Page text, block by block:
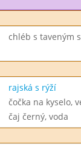
chléb s taveným
rajská s rýží
čočka na kyselo,
čaj černý, voda